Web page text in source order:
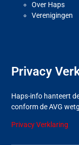
Over Haps
Verenigingen
Privacy
Haps-info hanteert
conform de AVG
Privacy Verklaring